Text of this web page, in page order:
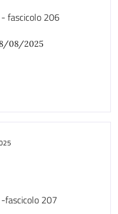
fascicolo 207
fascicolo 206
08/2025